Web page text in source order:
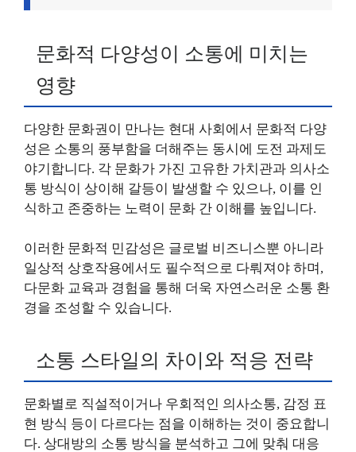
문화적 다양성이 소통에 미치는
영향
다양한 문화권이 만나는 현대 사회에서 문화적 다양
성은 소통의 풍부함을 더해주는 동시에 도전 과제도
야기합니다. 각 문화가 가진 고유한 가치관과 의사소
통 방식이 상이해 갈등이 발생할 수 있으나, 이를 인
식하고 존중하는 노력이 문화 간 이해를 높입니다.
이러한 문화적 민감성은 글로벌 비즈니스뿐 아니라
일상적 상호작용에서도 필수적으로 다뤄져야 하며,
다문화 교육과 경험을 통해 더욱 자연스러운 소통 환
경을 조성할 수 있습니다.
소통 스타일의 차이와 적응 전략
문화별로 직설적이거나 우회적인 의사소통, 감정 표
현 방식 등이 다르다는 점을 이해하는 것이 중요합니
다. 상대방의 소통 방식을 분석하고 그에 맞춰 대응